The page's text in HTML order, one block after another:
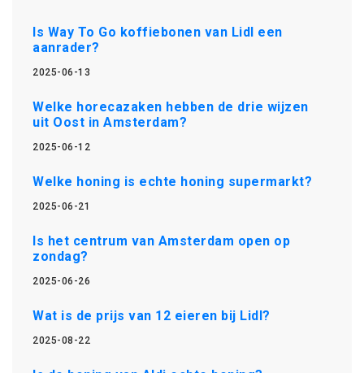
Is Way To Go koffiebonen van Lidl een
aanrader?
2025-06-13
Welke horecazaken hebben de drie wijzen
uit Oost in Amsterdam?
2025-06-12
Welke honing is echte honing supermarkt?
2025-06-21
Is het centrum van Amsterdam open op
zondag?
2025-06-26
Wat is de prijs van 12 eieren bij Lidl?
2025-08-22